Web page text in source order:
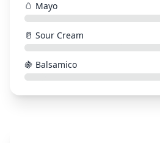
🥚 Mayo
🥛 Sour Cream
🍇 Balsamico